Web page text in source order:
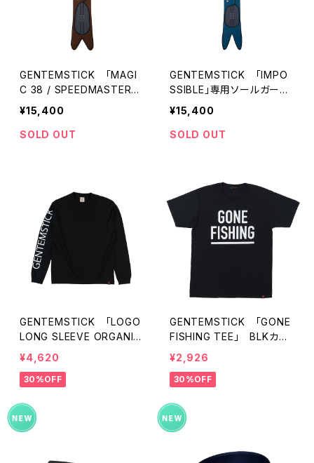
GENTEMSTICK 「MAGI
C 38 / SPEEDMASTER」
専用ソールガード ゲンテ
ンスティック
¥15,400
SOLD OUT
GENTEMSTICK 「IMPO
SSIBLE」専用ソールガー
ド ゲンテンスティック
¥15,400
SOLD OUT
GENTEMSTICK 「LOGO
LONG SLEEVE ORGANIC
COTTON TEE」 ロンT
ゲンテンスティック
¥4,620
30%OFF
GENTEMSTICK 「GONE
FISHING TEE」 BLKカラ
ー
¥2,926
30%OFF